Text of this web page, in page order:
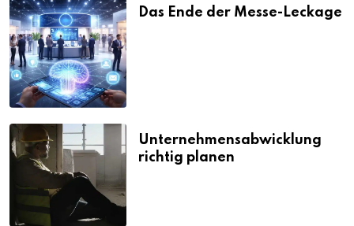
Das Ende der Messe-Leckage
Unternehmensabwicklung
richtig planen